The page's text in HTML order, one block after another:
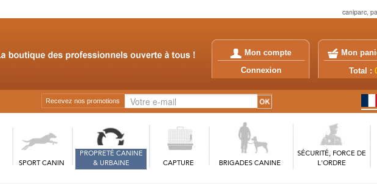
caniparc,
Mon compte
Connexion
Mon
Total :
Recevez nos promotions
SPORT CANIN
PROPRETÉ CANINE
& URBAINE
CAPTURE BRIGADES CANINE
SÉCURITÉ, FORCE DE
L'ORDRE